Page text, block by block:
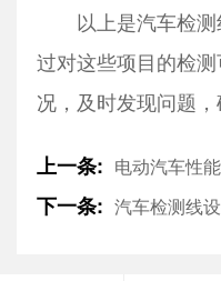
以上是汽车检
过对这些项目的检
况，及时发现问题，
上一条: 电动汽车性
下一条: 汽车检测线